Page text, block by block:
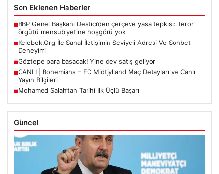
Son Eklenen Haberler
■BBP Genel Başkanı Destici’den çerçeve yasa tepkisi: Terör
örgütü mensubiyetine hoşgörü yok
■Kelebek.Org İle Sanal İletişimin Seviyeli Adresi Ve Sohbet
Deneyimi
■Göztepe para basacak! Yine dev satış geliyor
■CANLI | Bohemians – FC Midtjylland Maç Detayları ve Canlı
Yayın Bilgileri
■Mohamed Salah’tan Tarihi İlk Üçlü Başarı
Güncel